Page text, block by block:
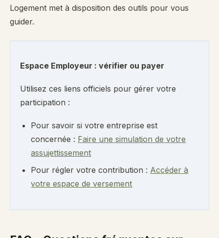
Logement met à disposition des outils pour vous
guider.
Espace Employeur : vérifier ou payer
Utilisez ces liens officiels pour gérer votre
participation :
Pour savoir si votre entreprise est
concernée : Faire une simulation de votre
assujettissement
Pour régler votre contribution : Accéder à
votre espace de versement